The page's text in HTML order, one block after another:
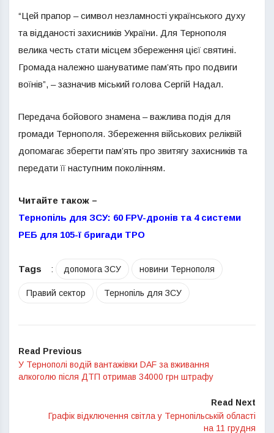
“Цей прапор – символ незламності українського духу
та відданості захисників України. Для Тернополя
велика честь стати місцем збереження цієї святині.
Громада належно шануватиме пам’ять про подвиги
воїнів”, – зазначив міський голова Сергій Надал.
Передача бойового знамена – важлива подія для
громади Тернополя. Збереження військових реліквій
допомагає зберегти пам’ять про звитягу захисників та
передати її наступним поколінням.
Читайте також –
Тернопіль для ЗСУ: 60 FPV-дронів та 4 системи
РЕБ для 105-ї бригади ТРО
Tags : допомога ЗСУ новини Тернополя
Правий сектор Тернопіль для ЗСУ
Read Previous
У Тернополі водій вантажівки DAF за вживання
алкоголю після ДТП отримав 34000 грн штрафу
Read Next
Графік відключення світла у Тернопільській області
на 11 грудня